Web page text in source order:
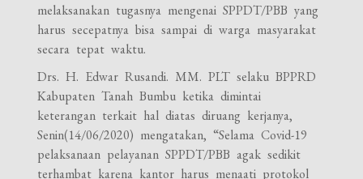
melaksanakan tugasnya mengenai SPPDT/PBB yang
harus secepatnya bisa sampai di warga masyarakat
secara tepat waktu.
Drs. H. Edwar Rusandi. MM. PLT selaku BPPRD
Kabupaten Tanah Bumbu ketika dimintai
keterangan terkait hal diatas diruang kerjanya,
Senin(14/06/2020) mengatakan, “Selama Covid-19
pelaksanaan pelayanan SPPDT/PBB agak sedikit
terhambat karena kantor harus menaati protokol